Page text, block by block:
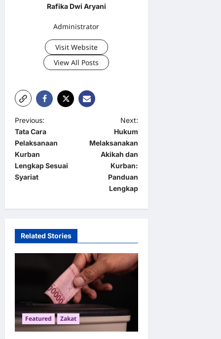
Rafika Dwi Aryani
Administrator
Visit Website
View All Posts
P
o
s
t
n
i
g
n
Previous:
Tata Cara
Pelaksanaan
Kurban
Lengkap Sesuai
Syariat
Next:
Hukum
Melaksanakan
Akikah dan
Kurban:
Panduan
Lengkap
Related Stories
Featured Zakat